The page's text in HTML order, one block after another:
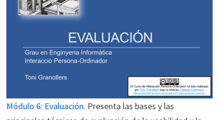
Módulo 6: Evaluación. Presenta las bases y las